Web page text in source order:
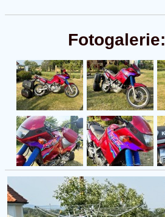
Fotogalerie: